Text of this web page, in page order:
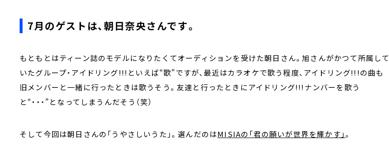
7月のゲストは、朝日奈央さんです。
もともとはティーン誌のモデルになりたくてオーディションを受けた朝日さん。旭さんがかつて所属して
いたグループ・アイドリング!!!といえば“歌”ですが、最近はカラオケで歌う程度、アイドリング!!!の曲も
旧メンバーと一緒に行ったときは歌うそう。友達と行ったときにアイドリング!!!ナンバーを歌う
と“・・・”となってしまうんだそう（笑）
そして今回は朝日さんの「うやさしいうた」。選んだのはMISIAの「君の願いが世界を輝かす」。